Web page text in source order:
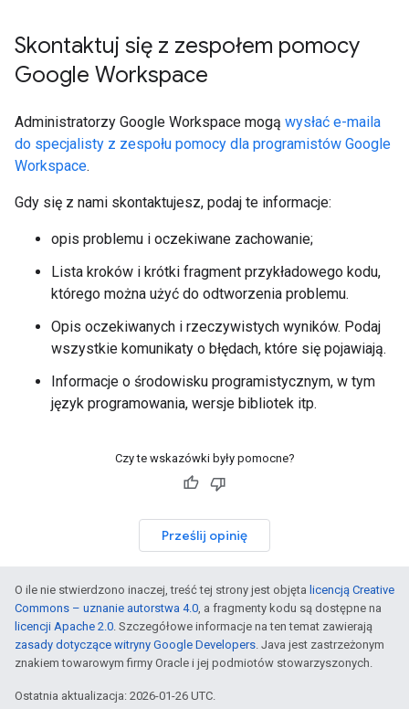
Skontaktuj się z zespołem pomocy
Google Workspace
Administratorzy Google Workspace mogą wysłać e-maila
do specjalisty z zespołu pomocy dla programistów Google
Workspace.
Gdy się z nami skontaktujesz, podaj te informacje:
opis problemu i oczekiwane zachowanie;
Lista kroków i krótki fragment przykładowego kodu,
którego można użyć do odtworzenia problemu.
Opis oczekiwanych i rzeczywistych wyników. Podaj
wszystkie komunikaty o błędach, które się pojawiają.
Informacje o środowisku programistycznym, w tym
język programowania, wersje bibliotek itp.
Czy te wskazówki były pomocne?
Prześlij opinię
O ile nie stwierdzono inaczej, treść tej strony jest objęta licencją Creative
Commons – uznanie autorstwa 4.0, a fragmenty kodu są dostępne na
licencji Apache 2.0. Szczegółowe informacje na ten temat zawierają
zasady dotyczące witryny Google Developers. Java jest zastrzeżonym
znakiem towarowym firmy Oracle i jej podmiotów stowarzyszonych.
Ostatnia aktualizacja: 2026-01-26 UTC.